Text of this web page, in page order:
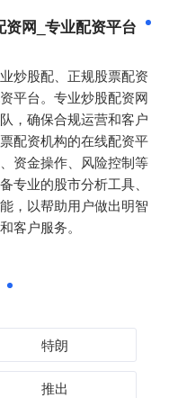
网_专业配资平台
炒股配、正规股票配资
平台。专业炒股配资网
，确保合规运营和客户
配资机构的在线配资平
资金操作、风险控制等
专业的股市分析工具、
，以帮助用户做出明智
客户服务。
特朗
推出